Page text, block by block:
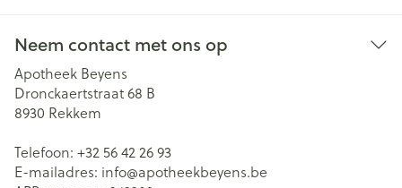
Neem contact met ons op
Apotheek Beyens
Dronckaertstraat 68 B
8930 Rekkem
Telefoon: +32 56 42 26 93
E-mailadres: info@apotheekbeyens.be